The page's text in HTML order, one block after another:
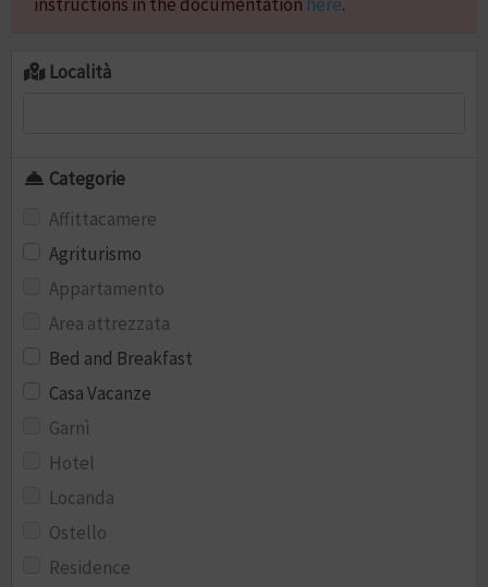
Località
Categorie
Affittacamere
Agriturismo
Appartamento
Area attrezzata
Bed and Breakfast
Casa Vacanze
Garnì
Hotel
Locanda
Ostello
Residence